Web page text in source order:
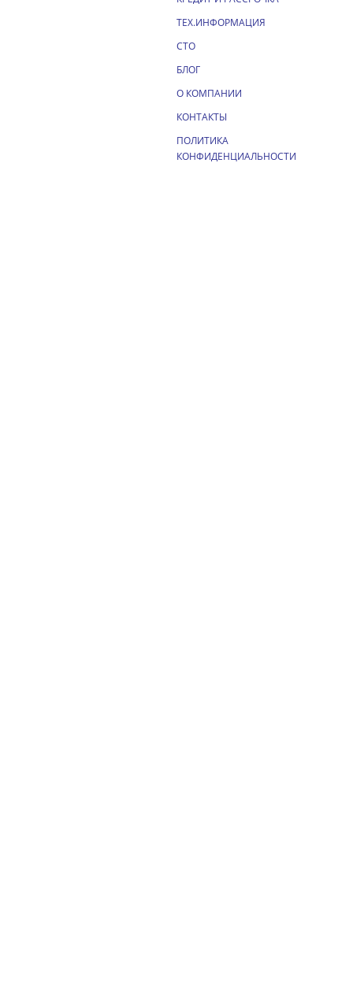
ТЕХ.ИНФОРМАЦИЯ
СТО
БЛОГ
О КОМПАНИИ
КОНТАКТЫ
ПОЛИТИКА
КОНФИДЕНЦИАЛЬНОСТИ